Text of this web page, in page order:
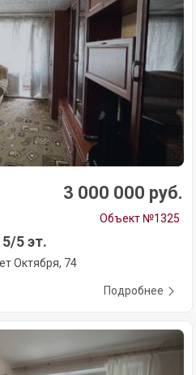
3 000 000 руб.
Объект №1325
5 эт.
Октября, 74
Подробнее